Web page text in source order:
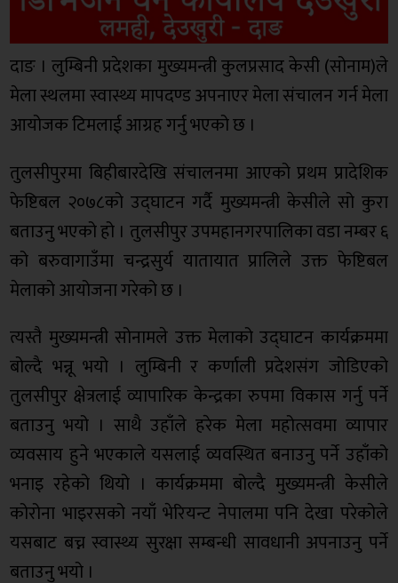
दाङ । लुम्बिनी प्रदेशका मुख्यमन्त्री कुलप्रसाद केसी (सोनाम)ले
मेला स्थलमा स्वास्थ्य मापदण्ड अपनाएर मेला संचालन गर्न मेला
आयोजक टिमलाई आग्रह गर्नु भएको छ ।
तुलसीपुरमा बिहीबारदेखि संचालनमा आएको प्रथम प्रादेशिक
फेष्टिबल २०७८को उद्घाटन गर्दै मुख्यमन्त्री केसीले सो कुरा
बताउनु भएको हो । तुलसीपुर उपमहानगरपालिका वडा नम्बर ६
को बरुवागाउँमा चन्द्रसुर्य यातायात प्रालिले उक्त फेष्टिबल
मेलाको आयोजना गरेको छ ।
त्यस्तै मुख्यमन्त्री सोनामले उक्त मेलाको उद्घाटन कार्यक्रममा
बोल्दै भन्नू भयो । लुम्बिनी र कर्णाली प्रदेशसंग जोडिएको
तुलसीपुर क्षेत्रलाई व्यापारिक केन्द्रका रुपमा विकास गर्नु पर्ने
बताउनु भयो । साथै उहाँले हरेक मेला महोत्सवमा व्यापार
व्यवसाय हुने भएकाले यसलाई व्यवस्थित बनाउनु पर्ने उहाँको
भनाइ रहेको थियो । कार्यक्रममा बोल्दै मुख्यमन्त्री केसीले
कोरोना भाइरसको नयाँ भेरियन्ट नेपालमा पनि देखा परेकोले
यसबाट बच्न स्वास्थ्य सुरक्षा सम्बन्धी सावधानी अपनाउनु पर्ने
बताउनु भयो ।